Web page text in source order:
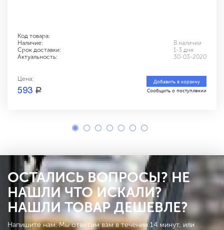
Код товара:
Наличие:
В наличии
Срок доставки:
1-3 дня
Актуальность:
30-03-2020
Цена:
593 a
Добавить в корзину
Сообщить о поступлении
ОСТАЛИСЬ ВОПРОСЫ? НЕ
НАШЛИ ЧТО ИСКАЛИ?
НАШЛИ ТОВАР ДЕШЕВЛЕ?
Напишите нам. Мы ответим вам в течении 14 минут, или